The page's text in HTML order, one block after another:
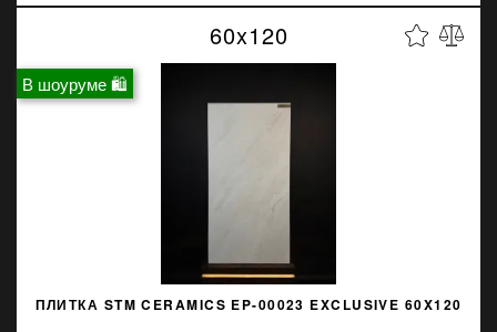
В шоуруме 🛍
60x120
ПЛИТКА STM CERAMICS EP-00023 EXCLUSIVE 60X120